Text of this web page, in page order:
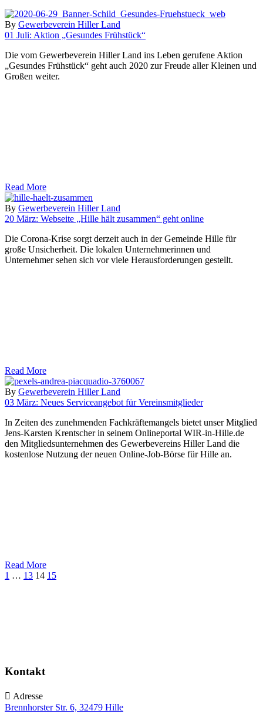
By Gewerbeverein Hiller Land
01 Juli: Aktion „Gesundes Frühstück“
Die vom Gewerbeverein Hiller Land ins Leben gerufene Aktion
„Gesundes Frühstück“ geht auch 2020 zur Freude aller Kleinen und
Großen weiter.
Read More
By Gewerbeverein Hiller Land
20 März: Webseite „Hille hält zusammen“ geht online
Die Corona-Krise sorgt derzeit auch in der Gemeinde Hille für
große Unsicherheit. Die lokalen Unternehmerinnen und
Unternehmer sehen sich vor viele Herausforderungen gestellt.
Read More
By Gewerbeverein Hiller Land
03 März: Neues Serviceangebot für Vereinsmitglieder
In Zeiten des zunehmenden Fachkräftemangels bietet unser Mitglied
Jens-Karsten Krentscher in seinem Onlineportal WIR-in-Hille.de
den Mitgliedsunternehmen des Gewerbevereins Hiller Land die
kostenlose Nutzung der neuen Online-Job-Börse für Hille an.
Read More
1 … 13 14 15
Kontakt
 Adresse
Brennhorster Str. 6, 32479 Hille